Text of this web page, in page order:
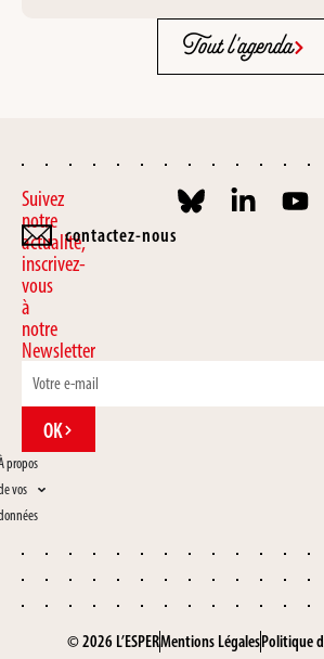
Tout l'agenda
Suivez
notre
actualité,
inscrivez-
vous
à
notre
Newsletter
OK
propos
vos
contactez-nous
© 2026 L’ESPERMentions LégalesPolitique